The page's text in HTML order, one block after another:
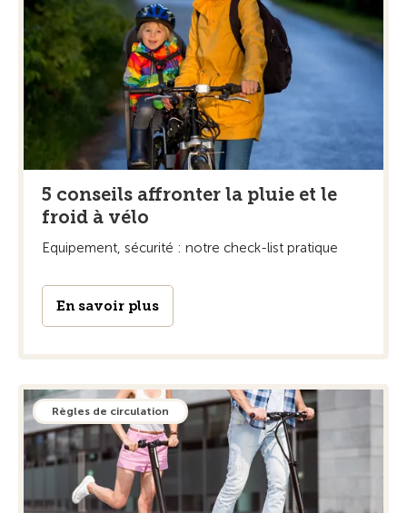
5 conseils affronter la pluie et le
froid à vélo
Equipement, sécurité : notre check-list pratique
En savoir plus
Règles de circulation